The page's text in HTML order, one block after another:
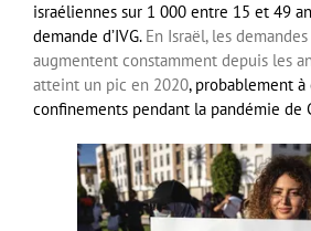
israéliennes sur 1 000 entre 15 et 49
demande d’IVG. En Israël, les
augmentent constamment depuis les
atteint un pic en 2020, probablement à
confinements pendant la pandémie de